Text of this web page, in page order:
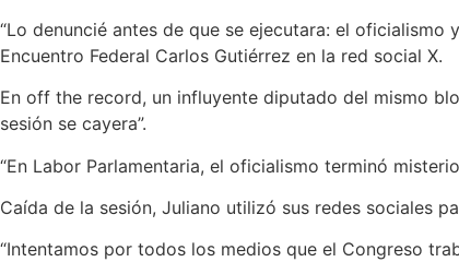
“Lo denuncié antes de que se ejecutara: el
Encuentro Federal Carlos Gutiérrez en la red social X.
En off the record, un influyente diputado del mismo
sesión se cayera”.
“En Labor Parlamentaria, el oficialismo terminó
Caída de la sesión, Juliano utilizó sus redes sociales
“Intentamos por todos los medios que el Congreso